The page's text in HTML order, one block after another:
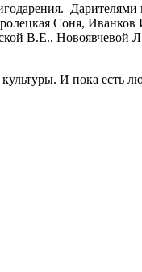
Соня,
В.Е.,
И пока есть